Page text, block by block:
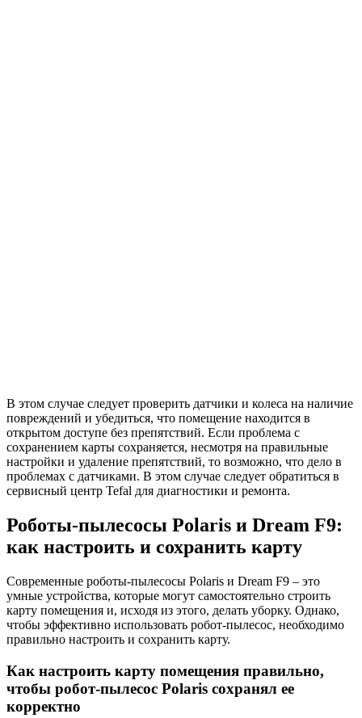
В этом случае следует проверить датчики и колеса на наличие
повреждений и убедиться, что помещение находится в
открытом доступе без препятствий. Если проблема с
сохранением карты сохраняется, несмотря на правильные
настройки и удаление препятствий, то возможно, что дело в
проблемах с датчиками. В этом случае следует обратиться в
сервисный центр Tefal для диагностики и ремонта.
Роботы-пылесосы Polaris и Dream F9:
как настроить и сохранить карту
Современные роботы-пылесосы Polaris и Dream F9 – это
умные устройства, которые могут самостоятельно строить
карту помещения и, исходя из этого, делать уборку. Однако,
чтобы эффективно использовать робот-пылесос, необходимо
правильно настроить и сохранить карту.
Как настроить карту помещения правильно,
чтобы робот-пылесос Polaris сохранял ее
корректно